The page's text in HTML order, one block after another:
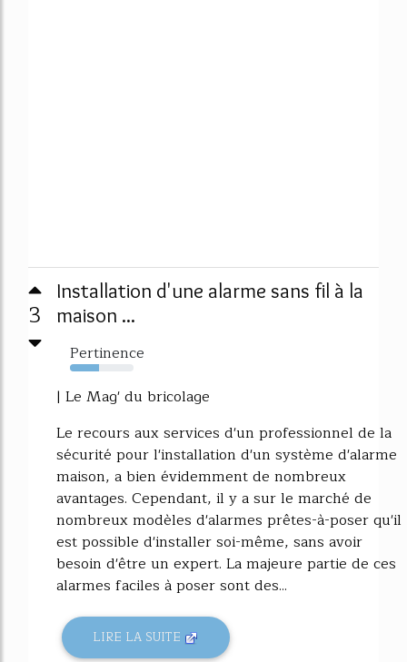
3
Installation d'une alarme sans fil à la
maison ...
Pertinence
46%
| Le Mag' du bricolage
Le recours aux services d'un professionnel de la
sécurité pour l'installation d'un système d'alarme
maison, a bien évidemment de nombreux
avantages. Cependant, il y a sur le marché de
nombreux modèles d'alarmes prêtes-à-poser qu'il
est possible d'installer soi-même, sans avoir
besoin d'être un expert. La majeure partie de ces
alarmes faciles à poser sont des...
LIRE LA SUITE